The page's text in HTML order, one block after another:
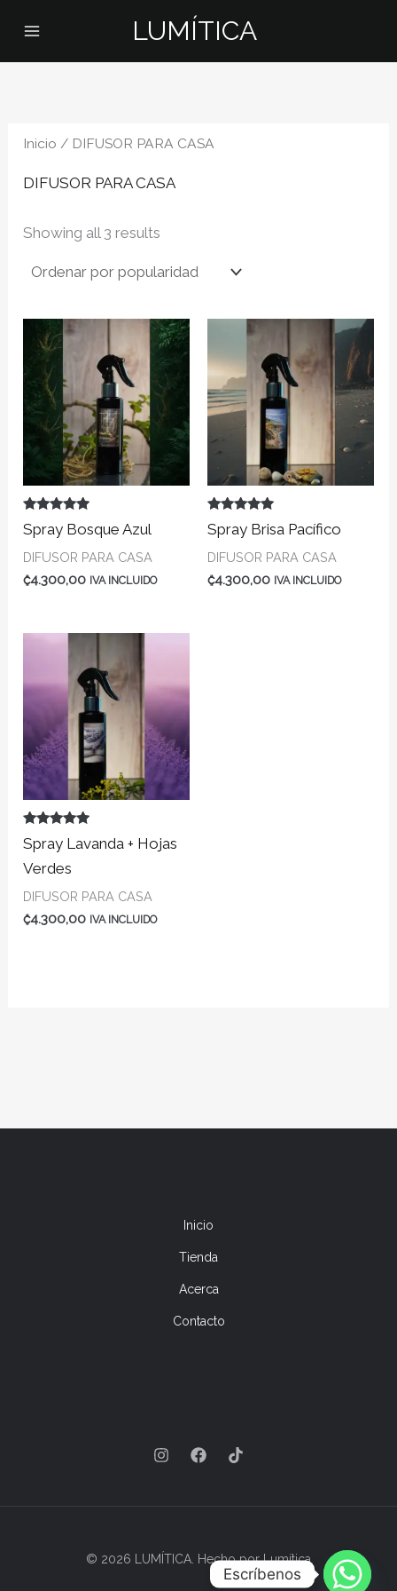
ir
LUMÍTICA
Inicio / DIFUSOR PARA CASA
DIFUSOR PARA CASA
Showing all 3 results
Valorado en
5.00
Spray Bosque Azul
DIFUSOR PARA CASA
₡4.300,00 IVA INCLUIDO
Valorado en
5.00
Spray Brisa Pacífico
DIFUSOR PARA CASA
₡4.300,00 IVA INCLUIDO
Valorado en
5.00
de 5
Spray Lavanda + Hojas
Verdes
DIFUSOR PARA CASA
₡4.300,00 IVA INCLUIDO
Inicio
Tienda
Acerca
Contacto
© 2026 LUMÍTICA. Hecho por Lumítica
Escríbenos